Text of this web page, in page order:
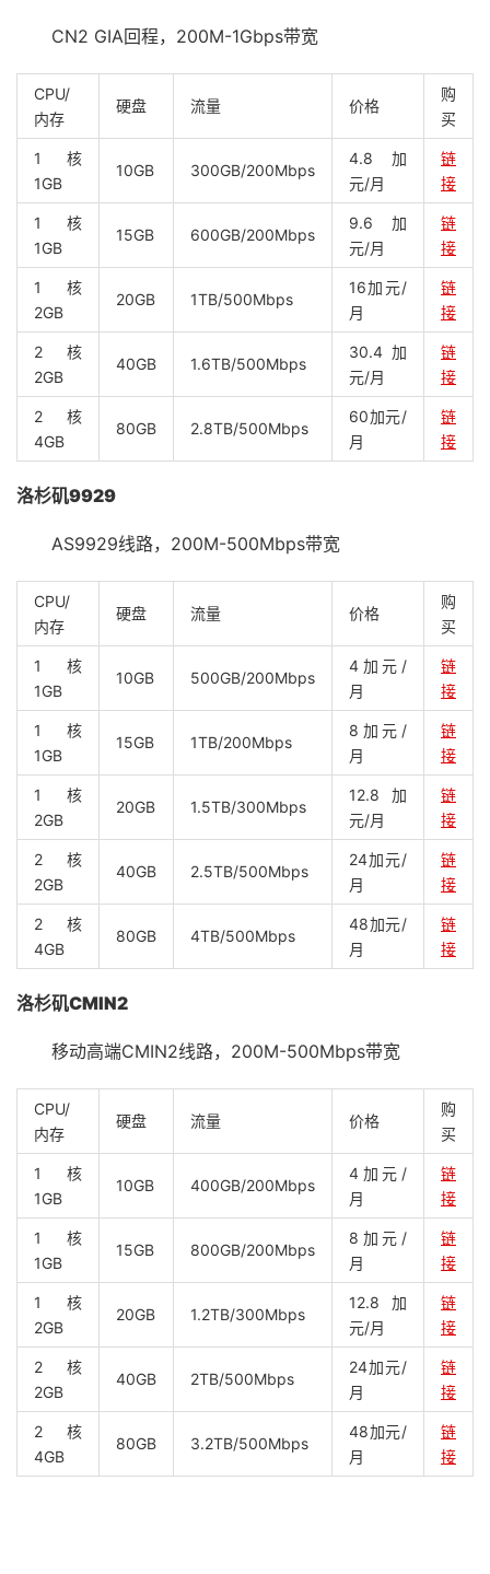
CN2 GIA回程，200M-1Gbps带宽
CPU/
内存
硬盘 流量 价格
购
买
1核
1GB
10GB 300GB/200Mbps
4.8加
元/月
链
接
1核
1GB
15GB 600GB/200Mbps
9.6加
元/月
链
接
1核
2GB
20GB 1TB/500Mbps
16加元/
月
链
接
2核
2GB
40GB 1.6TB/500Mbps
30.4加
元/月
链
接
2核
4GB
80GB 2.8TB/500Mbps
60加元/
月
链
接
洛杉矶9929
AS9929线路，200M-500Mbps带宽
CPU/
内存
硬盘 流量 价格
购
买
1核
1GB
10GB 500GB/200Mbps
4加元/
月
链
接
1核
1GB
15GB 1TB/200Mbps
8加元/
月
链
接
1核
2GB
20GB 1.5TB/300Mbps
12.8加
元/月
链
接
2核
2GB
40GB 2.5TB/500Mbps
24加元/
月
链
接
2核
4GB
80GB 4TB/500Mbps
48加元/
月
链
接
洛杉矶CMIN2
移动高端CMIN2线路，200M-500Mbps带宽
CPU/
内存
硬盘 流量 价格
购
买
1核
1GB
10GB 400GB/200Mbps
4加元/
月
链
接
1核
1GB
15GB 800GB/200Mbps
8加元/
月
链
接
1核
2GB
20GB 1.2TB/300Mbps
12.8加
元/月
链
接
2核
2GB
40GB 2TB/500Mbps
24加元/
月
链
接
2核
4GB
80GB 3.2TB/500Mbps
48加元/
月
链
接